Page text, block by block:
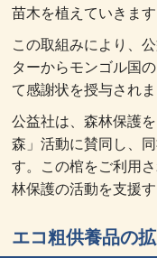
苗木を植えていきます
この取組みにより、
ターからモンゴル国
て感謝状を授与され
公益社は、森林保護
森」活動に賛同し、
す。この棺をご利用
林保護の活動を支援
エコ粗供養品の